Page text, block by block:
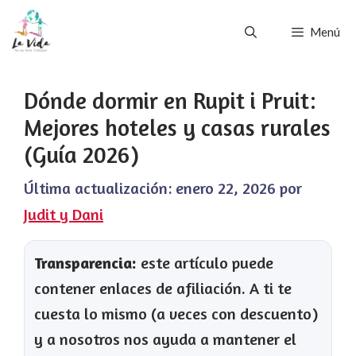
Saltar
Menú
Dónde dormir en Rupit i Pruit:
Mejores hoteles y casas rurales
(Guía 2026)
Última actualización: enero 22, 2026 por
Judit y Dani
Transparencia: este artículo puede
contener enlaces de afiliación. A ti te
cuesta lo mismo (a veces con descuento)
y a nosotros nos ayuda a mantener el